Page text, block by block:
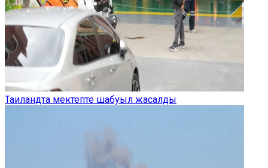
Таиландта мектепте шабуыл жасалды